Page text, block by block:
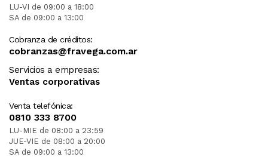
LU-VI de 09:00 a 18:00
SA de 09:00 a 13:00
Cobranza de créditos:
cobranzas@fravega.com.ar
Servicios a empresas:
Ventas corporativas
Venta telefónica:
0810 333 8700
LU-MIE de 08:00 a 23:59
JUE-VIE de 08:00 a 20:00
SA de 09:00 a 13:00